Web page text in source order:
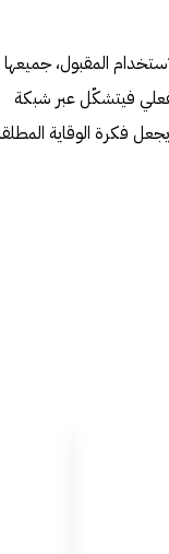
المقبول، جميعها
فيتشكّل عبر شبكة
فكرة الوقاية